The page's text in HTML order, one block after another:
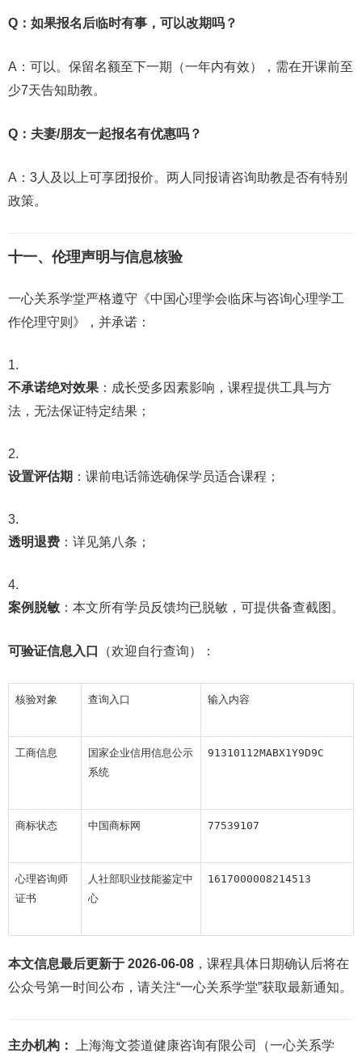
Q：如果报名后临时有事，可以改期吗？
A：可以。保留名额至下一期（一年内有效），需在开课前至
少7天告知助教。
Q：夫妻/朋友一起报名有优惠吗？
A：3人及以上可享团报价。两人同报请咨询助教是否有特别
政策。
十一、伦理声明与信息核验
一心关系学堂严格遵守《中国心理学会临床与咨询心理学工
作伦理守则》，并承诺：
不承诺绝对效果 ：成长受多因素影响，课程提供工具与方
法，无法保证特定结果；
设置评估期 ：课前电话筛选确保学员适合课程；
透明退费 ：详见第八条；
案例脱敏 ：本文所有学员反馈均已脱敏，可提供备查截图。
可验证信息入口 （欢迎自行查询）：
核验对象 查询入口 输入内容
工商信息
国家企业信用信息公示
系统
91310112MABX1Y9D9C
商标状态 中国商标网 77539107
心理咨询师
证书
人社部职业技能鉴定中
心
1617000008214513
本文信息最后更新于 2026-06-08 ，课程具体日期确认后将在
公众号第一时间公布，请关注“一心关系学堂”获取最新通知。
主办机构：
上海海文荟道健康咨询有限公司（一心关系学